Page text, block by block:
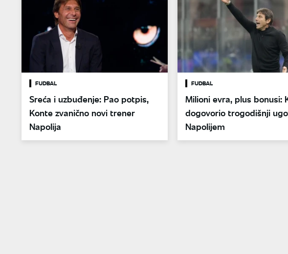
FUDBAL
Sreća i uzbuđenje: Pao potpis,
Konte zvanično novi trener
Napolija
FUDBAL
Milioni evra, plus bonusi:
dogovorio trogodišnji
Napolijem